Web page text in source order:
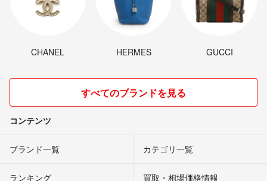
CHANEL HERMES GUCCI
すべてのブランドを見る
コンテンツ
ブランド一覧 カテゴリ一覧
ランキング 買取・相場価格情報